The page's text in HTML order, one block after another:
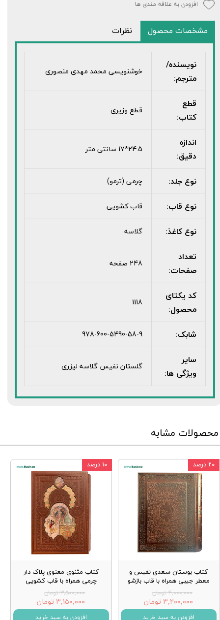
افزودن به علاقه مندی ها
مشخصات محصول نظرات
نویسنده/
مترجم:
خوشنویسی محمد مهدی منصوری
قطع
کتاب:
قطع وزیری
اندازه
دقیق:
24.5*17 سانتی متر
نوع جلد: چرمی (ترمو)
نوع قاب: قاب کشویی
نوع کاغذ: گلاسه
تعداد
صفحات:
248 صفحه
کد یکتای
محصول:
1118
شابک: 978-600-5490-58-9
سایر
ویژگی ها:
گلستان نفیس گلاسه لیزری
محصولات مشابه
کتاب بوستان سعدی نفیس و
معطر جیبی همراه با قاب بازشو
۴,۰۰۰,۰۰۰ تومان
۳,۲۰۰,۰۰۰ تومان
افزودن به سبد خرید
۲۰ درصد
کتاب مثنوی معنوی پلاک دار
چرمی همراه با قاب کشویی
۳,۵۰۰,۰۰۰ تومان
۳,۱۵۰,۰۰۰ تومان
افزودن به سبد خرید
۱۰ درصد